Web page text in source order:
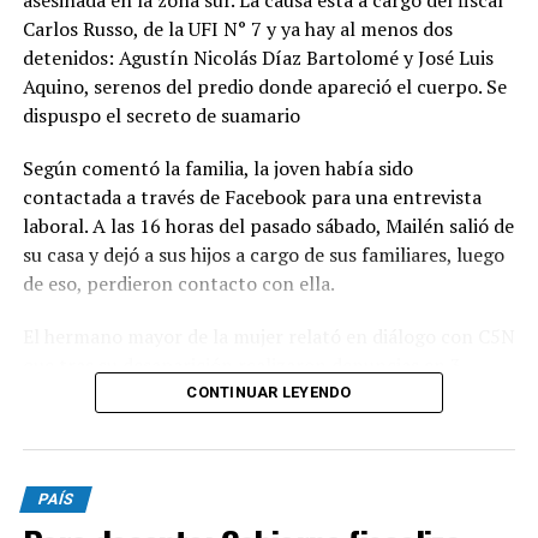
Carlos Russo, de la UFI N° 7 y ya hay al menos dos
detenidos: Agustín Nicolás Díaz Bartolomé y José Luis
Aquino, serenos del predio donde apareció el cuerpo. Se
dispuspo el secreto de suamario
Según comentó la familia, la joven había sido
contactada a través de Facebook para una entrevista
laboral. A las 16 horas del pasado sábado, Mailén salió de
su casa y dejó a sus hijos a cargo de sus familiares, luego
de eso, perdieron contacto con ella.
comisarías pero, al no pasar las 24 horas, no fueron
registradas. "El cuerpo lo encontramos nosotros.
Cuando fuimos y vimos a los serenos nos dimos cuenta
que había algo raro, empezamos a buscar y se fueron
corriendo. Llamamos a la policía y ahí la vieron", declaró
CONTINUAR LEYENDO
PAÍS